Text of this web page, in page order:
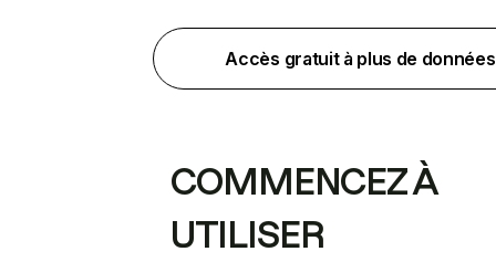
Accès gratuit à plus de données
COMMENCEZ À
UTILISER